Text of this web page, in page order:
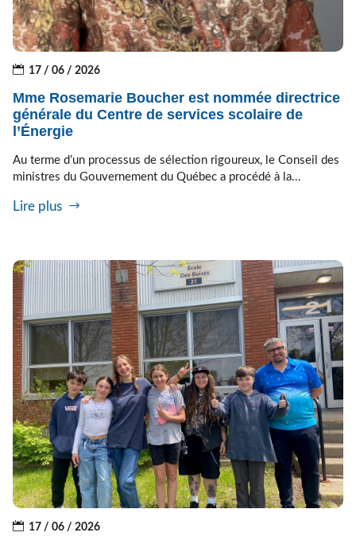
17 / 06 / 2026
Mme Rosemarie Boucher est nommée directrice
générale du Centre de services scolaire de
l’Énergie
Au terme d’un processus de sélection rigoureux, le Conseil des
ministres du Gouvernement du Québec a procédé à la...
Lire plus
17 / 06 / 2026